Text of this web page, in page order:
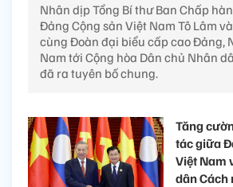
Nhân dịp Tổng Bí thư Ban Chấp
Đảng Cộng sản Việt Nam Tô Lâm
cùng Đoàn đại biểu cấp cao Đảng,
Nam tới Cộng hòa Dân chủ Nhân
đã ra tuyên bố chung.
Tăng
tác giữa
Việt Nam
dân Cách